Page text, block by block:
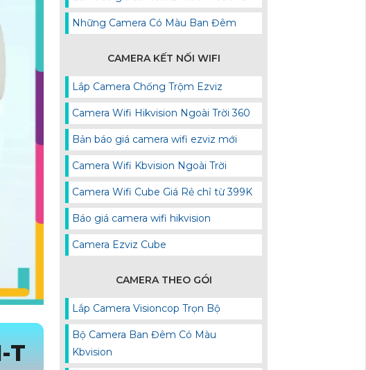
T
Những Camera Có Màu Ban Đêm
CAMERA KẾT NỐI WIFI
Lắp Camera Chống Trộm Ezviz
Camera Wifi Hikvision Ngoài Trời 360
Bản báo giá camera wifi ezviz mới
Camera Wifi Kbvision Ngoài Trời
Camera Wifi Cube Giá Rẻ chỉ từ 399K
Báo giá camera wifi hikvision
Camera Ezviz Cube
CAMERA THEO GÓI
Lắp Camera Visioncop Trọn Bộ
Bộ Camera Ban Đêm Có Màu
Kbvision